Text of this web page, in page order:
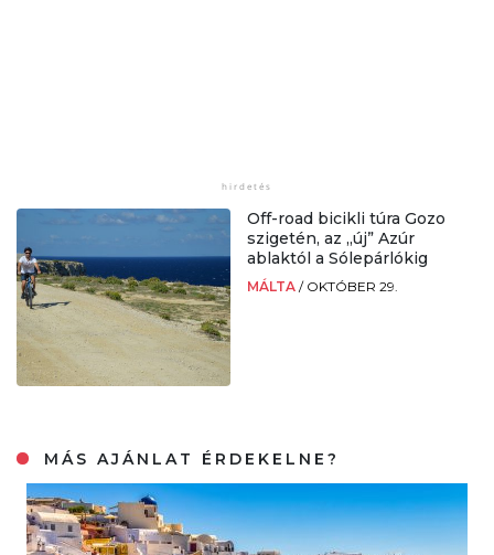
Off-road bicikli túra Gozo
szigetén, az „új” Azúr
ablaktól a Sólepárlókig
MÁLTA / OKTÓBER 29.
MÁS AJÁNLAT ÉRDEKELNE?